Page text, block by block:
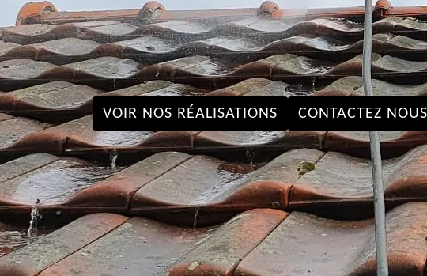
VOIR NOS RÉALISATIONS CONTACTEZ NOUS